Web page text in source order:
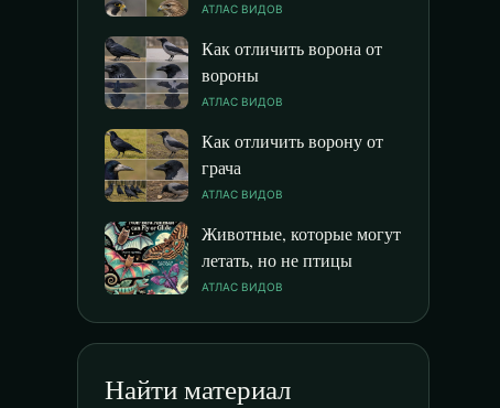
АТЛАС ВИДОВ
Как отличить ворона от
вороны
АТЛАС ВИДОВ
Как отличить ворону от
грача
АТЛАС ВИДОВ
Животные, которые могут
летать, но не птицы
АТЛАС ВИДОВ
Найти материал